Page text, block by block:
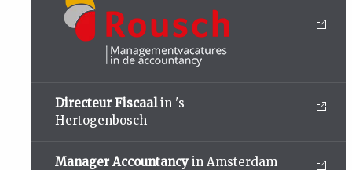
Directeur Fiscaalin 's-
Hertogenbosch
Manager Accountancy in Amsterdam